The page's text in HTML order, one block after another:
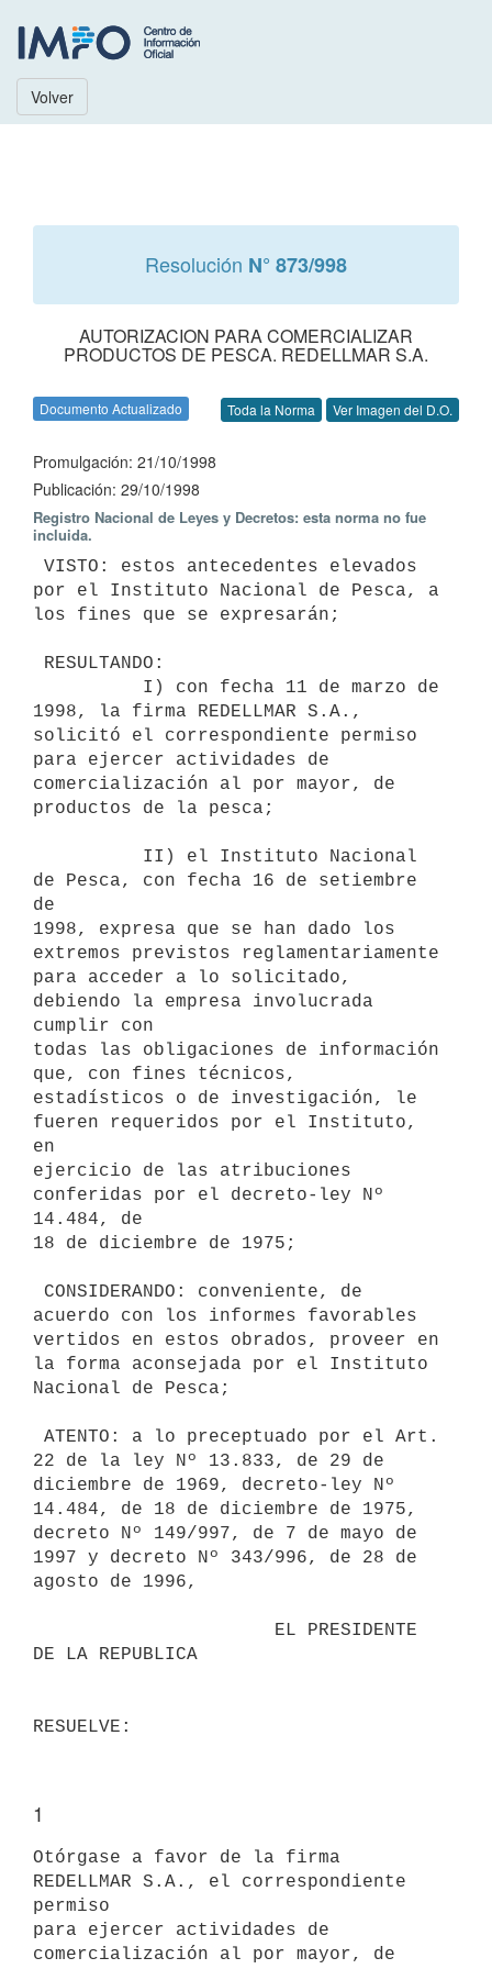
Volver
Resolución N° 873/998
AUTORIZACION PARA COMERCIALIZAR
PRODUCTOS DE PESCA. REDELLMAR S.A.
Documento Actualizado Toda la Norma Ver Imagen del D.O.
Promulgación: 21/10/1998
Publicación: 29/10/1998
Registro Nacional de Leyes y Decretos: esta norma no fue
incluida.
por el Instituto Nacional de Pesca, a
los fines que se expresarán;
1998, la firma REDELLMAR S.A.,
solicitó el correspondiente permiso
para ejercer actividades de
comercialización al por mayor, de
productos de la pesca;
de Pesca, con fecha 16 de setiembre
de
1998, expresa que se han dado los
extremos previstos reglamentariamente
para acceder a lo solicitado,
debiendo la empresa involucrada
cumplir con
todas las obligaciones de información
que, con fines técnicos,
estadísticos o de investigación, le
fueren requeridos por el Instituto,
en
ejercicio de las atribuciones
conferidas por el decreto-ley Nº
14.484, de
18 de diciembre de 1975;
acuerdo con los informes favorables
vertidos en estos obrados, proveer en
la forma aconsejada por el Instituto
Nacional de Pesca;
22 de la ley Nº 13.833, de 29 de
diciembre de 1969, decreto-ley Nº
14.484, de 18 de diciembre de 1975,
decreto Nº 149/997, de 7 de mayo de
1997 y decreto Nº 343/996, de 28 de
agosto de 1996,
DE LA REPUBLICA
1
Otórgase a favor de la firma
REDELLMAR S.A., el correspondiente
permiso
para ejercer actividades de
comercialización al por mayor, de